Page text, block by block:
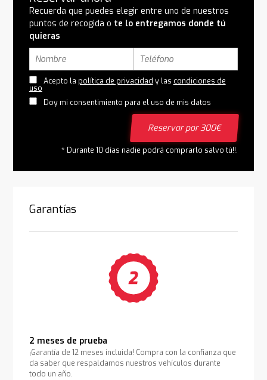
Recuerda que puedes elegir entre uno de nuestros
puntos de recogida o te lo entregamos donde tú
quieras
Acepto la política de privacidad y las condiciones de
uso
Doy mi consentimiento para el uso de mis datos
Reservar por 300€
* Durante 10 días nadie podrá comprarlo salvo tú!!.
Garantías
2 meses de prueba
¡Garantía de 12 meses incluida! Compra con la confianza que
da saber que respaldamos nuestros vehículos durante
todo un año.